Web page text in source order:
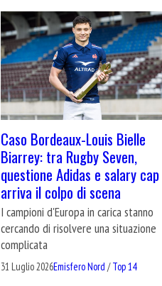
Caso Bordeaux-Louis Bielle
Biarrey: tra Rugby Seven,
questione Adidas e salary cap
arriva il colpo di scena
I campioni d'Europa in carica stanno
cercando di risolvere una situazione
complicata
31 Luglio 2026Emisfero Nord /Top 14